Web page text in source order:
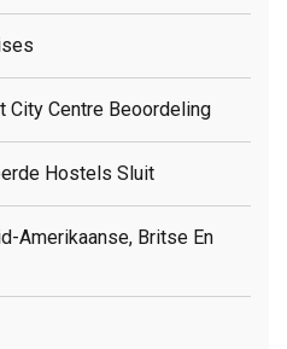
City Centre Beoordeling
Hostels Sluit
Amerikaanse, Britse En